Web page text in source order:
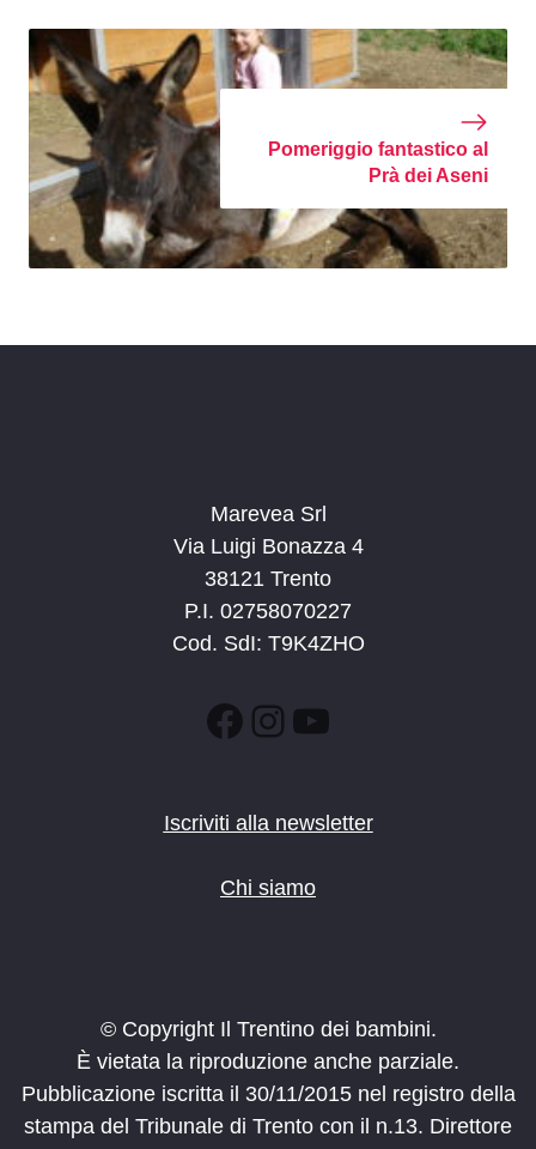
Pomeriggio fantastico al
Prà dei Aseni
Marevea Srl
Via Luigi Bonazza 4
38121 Trento
P.I. 02758070227
Cod. SdI: T9K4ZHO
Facebook
Instagram
YouTube
Iscriviti alla newsletter
Chi siamo
© Copyright Il Trentino dei bambini.
È vietata la riproduzione anche parziale.
Pubblicazione iscritta il 30/11/2015 nel registro della
stampa del Tribunale di Trento con il n.13. Direttore